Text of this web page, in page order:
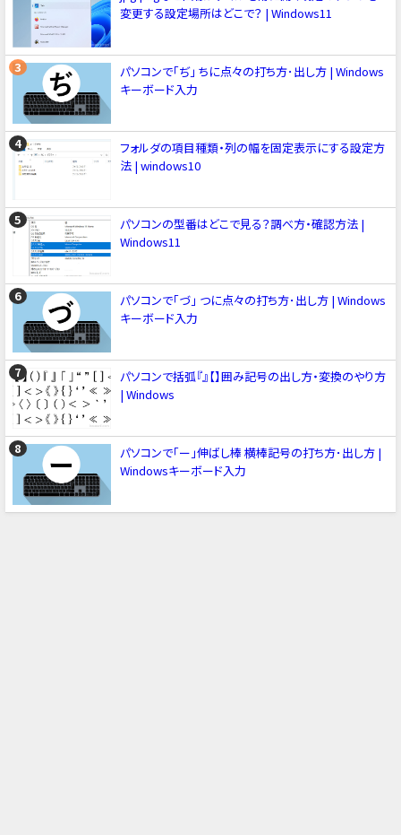
変更する設定場所はどこで？ | Windows11
パソコンで「ぢ」 ちに点々の打ち方･出し方 | Windows
キーボード入力
フォルダの項目種類・列の幅を固定表示にする設定方
法 | windows10
パソコンの型番はどこで見る？調べ方・確認方法 |
Windows11
パソコンで「づ」 つに点々の打ち方･出し方 | Windows
キーボード入力
パソコンで括弧『』【】囲み記号の出し方・変換のやり方
| Windows
パソコンで「ー」伸ばし棒 横棒記号の打ち方･出し方 |
Windowsキーボード入力